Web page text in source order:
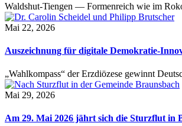
Waldshut-Tiengen — Formenreich wie im
Mai 22, 2026
Auszeichnung für digitale Demokratie-
„Wahlkompass“ der Erzdiözese gewinnt
Mai 29, 2026
Am 29. Mai 2026 jährt sich die Sturzflut in